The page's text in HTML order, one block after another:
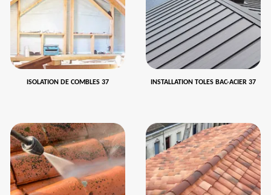
ISOLATION DE COMBLES 37 INSTALLATION TOLES BAC-ACIER 37